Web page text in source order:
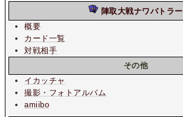
陣取大戦ナワバトラー
概要
カード一覧
対戦相手
その他
イカッチャ
撮影・フォトアルバム
amiibo